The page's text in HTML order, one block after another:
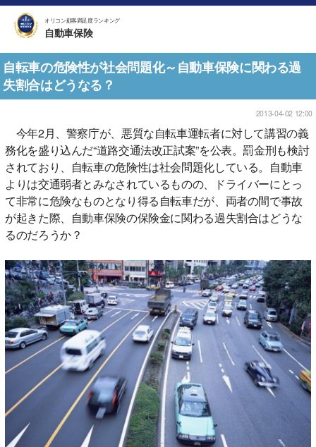
オリコン顧客満足度ランキング
自動車保険
自転車の危険性が社会問題化～自動車保険に関わる過
失割合はどうなる？
2013-04-02 12:00
今年2月、警察庁が、悪質な自転車運転者に対して講習の義
務化を盛り込んだ“道路交通法改正試案”を公表。罰金刑も検討
されており、自転車の危険性は社会問題化している。自動車
よりは交通弱者とみなされているものの、ドライバーにとっ
て非常に危険なものとなり得る自転車だが、両者の間で事故
が起きた際、自動車保険の保険金に関わる過失割合はどうな
るのだろうか？